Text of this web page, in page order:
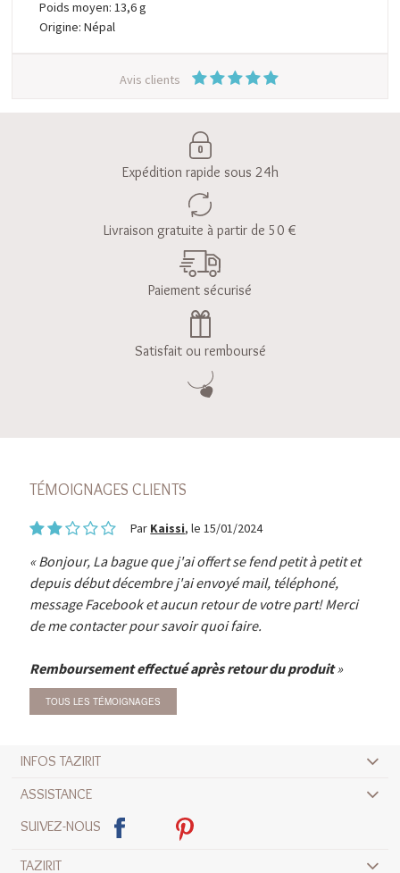
Poids moyen: 13,6 g
Origine: Népal
Avis clients
Expédition rapide sous 24h
Livraison gratuite à partir de 50 €
Paiement sécurisé
Satisfait ou remboursé
TÉMOIGNAGES CLIENTS
Par Kaissi, le 15/01/2024
Bonjour, La bague que j'ai offert se fend petit à petit et
depuis début décembre j'ai envoyé mail, téléphoné,
message Facebook et aucun retour de votre part! Merci
de me contacter pour savoir quoi faire.
Remboursement effectué après retour du produit
TOUS LES TÉMOIGNAGES
INFOS TAZIRIT
ASSISTANCE
SUIVEZ-NOUS
TAZIRIT